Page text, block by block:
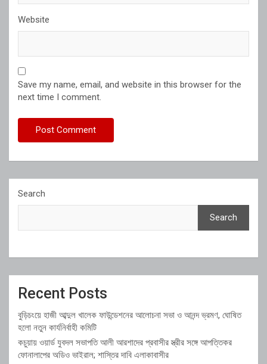
Website
Save my name, email, and website in this browser for the
next time I comment.
Search
Search
Recent Posts
বুড়িচংয়ে হাজী আব্দুল খালেক ফাউন্ডেশনের আলোচনা সভা ও আনন্দ ভ্রমণ, ঘোষিত
হলো নতুন কার্যনির্বাহী কমিটি
কচুয়ায় ওয়ার্ড যুবদল সভাপতি আলী আরশাদের প্রবাসীর স্ত্রীর সঙ্গে আপত্তিকর
ফোনালাপের অডিও ভাইরাল; শাস্তির দাবি এলাকাবাসীর